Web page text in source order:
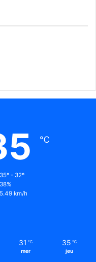
℃
35º - 32º
38%
5.49 km/h
31 ℃
mer
35 ℃
jeu